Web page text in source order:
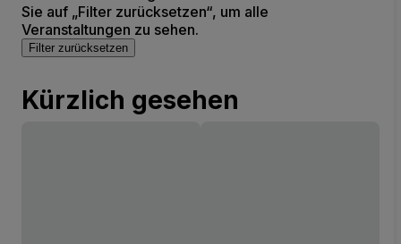
Sie auf „Filter zurücksetzen“, um alle
Veranstaltungen zu sehen.
Filter zurücksetzen
Kürzlich gesehen